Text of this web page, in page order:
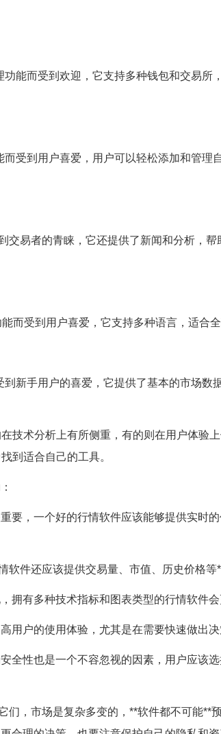
能而受到欢迎，它支持多种钱包和交易所
受到用户喜爱，用户可以轻松添加和管理
交易者的青睐，它还提供了新闻和分析，帮
而受到用户喜爱，它支持多种语言，适合全
新手用户的喜爱，它提供了基本的市场数
技术分析上有所侧重，有的则在用户体验
到适合自己的工具。
要，一个好的行情软件应该能够提供实时
软件还应该提供交易量、市值、历史价格等
拥有多种技术指标和图表类型的行情软件会
用户的使用体验，尤其是在需要快速做出决
全性也是一个不容忽视的因素，用户应该
们，市场是复杂多变的，**软件都不可能**